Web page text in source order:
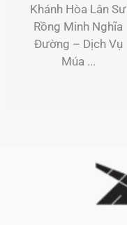
Khánh Hòa Lân Sư
Rồng Minh Nghĩa
Đường – Dịch Vụ
Múa ...